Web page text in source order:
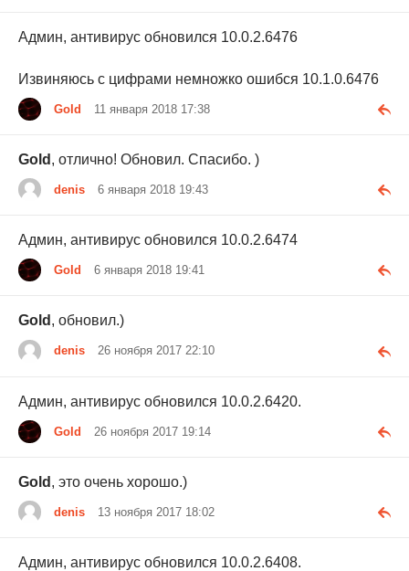
Админ, антивирус обновился 10.0.2.6476
Извиняюсь с цифрами немножко ошибся 10.1.0.6476
Gold 11 января 2018 17:38
Gold , отлично! Обновил. Спасибо. )
denis 6 января 2018 19:43
Админ, антивирус обновился 10.0.2.6474
Gold 6 января 2018 19:41
Gold , обновил.)
denis 26 ноября 2017 22:10
Админ, антивирус обновился 10.0.2.6420.
Gold 26 ноября 2017 19:14
Gold , это очень хорошо.)
denis 13 ноября 2017 18:02
Админ, антивирус обновился 10.0.2.6408.